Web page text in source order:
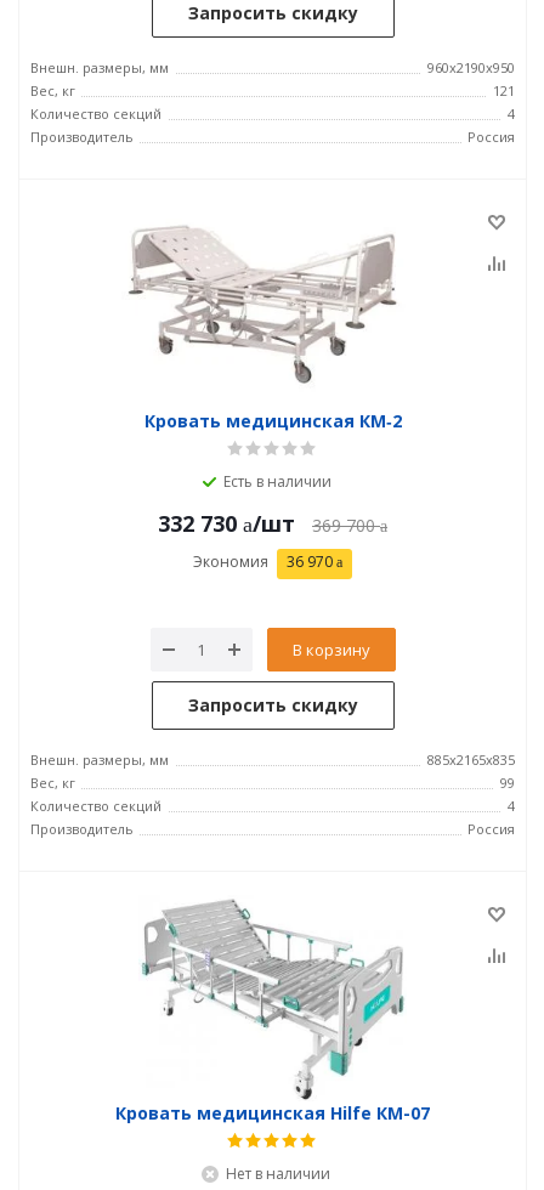
Запросить скидку
Внешн. размеры, мм
960x2190x950
Вес, кг
121
Количество секций
4
Производитель
Россия
Кровать медицинская КМ‑2
Есть в наличии
332 730 /шт 369 700
Экономия 36 970
В корзину
Запросить скидку
Внешн. размеры, мм
885x2165x835
Вес, кг
99
Количество секций
4
Производитель
Россия
Кровать медицинская Hilfe КМ-07
Нет в наличии